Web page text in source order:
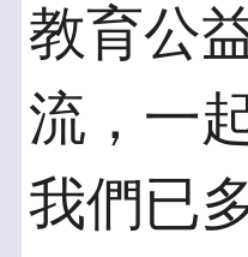
教育公
流，一
我們已